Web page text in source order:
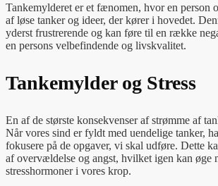
Tankemylderet er et fænomen, hvor en person
af løse tanker og ideer, der kører i hovedet.
yderst frustrerende og kan føre til en række
en persons velbefindende og livskvalitet.
Tankemylder og Stress
En af de største konsekvenser af strømme af
Når vores sind er fyldt med uendelige tanker,
fokusere på de opgaver, vi skal udføre. Dette
af overvældelse og angst, hvilket igen kan øge
stresshormoner i vores krop.